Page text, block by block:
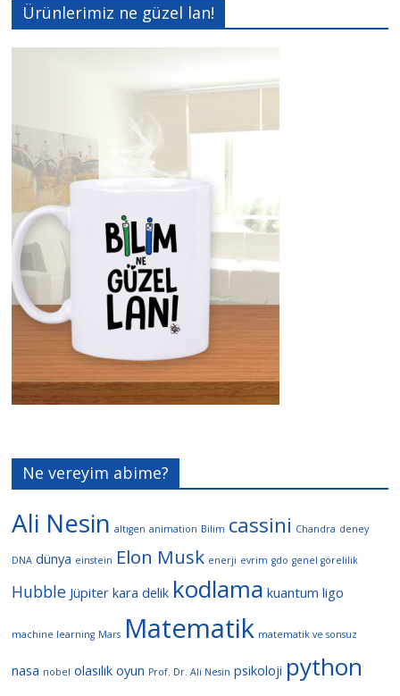
Ürünlerimiz ne güzel lan!
Ne vereyim abime?
Ali Nesin altıgen animation Bilim cassini Chandra deney
DNA dünya einstein Elon Musk enerji evrim gdo genel görelilik
Hubble Jüpiter kara delik kodlama kuantum ligo
machine learning Mars Matematik matematik ve sonsuz
nasa nobel olasılık oyun Prof. Dr. Ali Nesin psikoloji python